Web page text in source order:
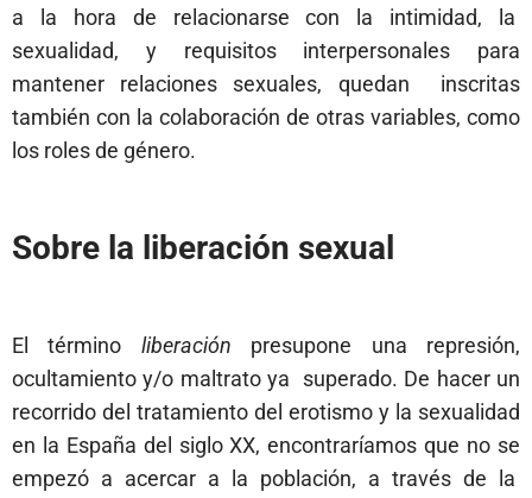
a la hora de relacionarse con la intimidad, la
sexualidad, y requisitos interpersonales para
mantener relaciones sexuales, quedan inscritas
también con la colaboración de otras variables, como
los roles de género.
Sobre la liberación sexual
El término liberación presupone una represión,
ocultamiento y/o maltrato ya superado. De hacer un
recorrido del tratamiento del erotismo y la sexualidad
en la España del siglo XX, encontraríamos que no se
empezó a acercar a la población, a través de la